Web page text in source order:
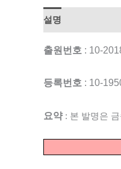
설명
출원번호 : 10-
등록번호 : 10-
요약 : 본 발명은